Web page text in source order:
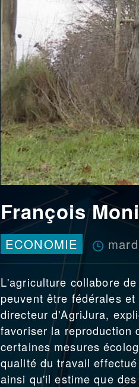
François
ECONOMIE
L'agriculture collabore
peuvent être fédérales
directeur d'AgriJura,
favoriser la reproduction
certaines mesures
qualité du travail
ainsi qu'il estime que